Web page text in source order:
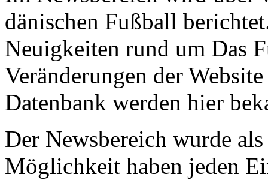
dänischen Fußball
Neuigkeiten rund um Das
Veränderungen der
Datenbank werden hier
Der Newsbereich wurde
Möglichkeit haben jeden